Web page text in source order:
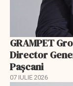
GRAMPET
Director
Pașcani
07 IULIE 2026